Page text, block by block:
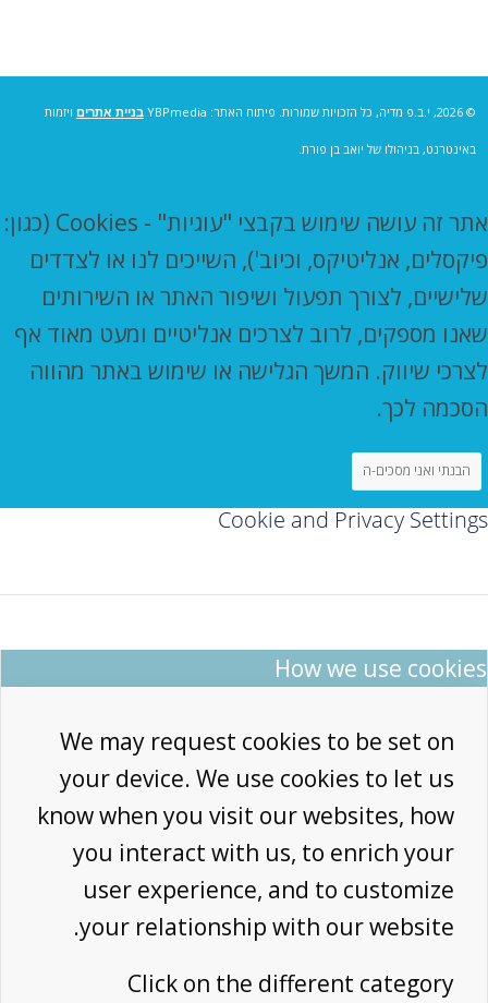
© 2026, י.ב.פ מדיה, כל הזכויות שמורות. פיתוח האתר: YBPmedia בניית אתרים ויזמות
באינטרנט, בניהולו של יואב בן פורת.
אתר זה עושה שימוש בקבצי "עוגיות" - Cookies (כגון:
פיקסלים, אנליטיקס, וכיוב'), השייכים לנו או לצדדים
שלישיים, לצורך תפעול ושיפור האתר או השירותים
שאנו מספקים, לרוב לצרכים אנליטיים ומעט מאוד אף
לצרכי שיווק. המשך הגלישה או שימוש באתר מהווה
הסכמה לכך.
הבנתי ואני מסכים-ה
Cookie and Privacy Settings
How we use cookies
We may request cookies to be set on
your device. We use cookies to let us
know when you visit our websites, how
you interact with us, to enrich your
user experience, and to customize
your relationship with our website.
Click on the different category